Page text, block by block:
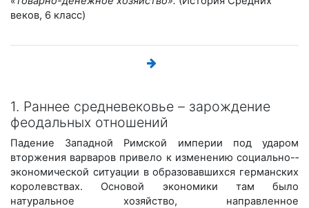
веков, 6 класс)
1. Раннее средневековье – зарождение
феодальных отношений
Падение Западной Римской империи под ударом
вторжения варваров привело к изменению социально-­
экономической ситуации в образовавшихся германских
королевствах. Основой экономики там было
натуральное хозяйство, направленное